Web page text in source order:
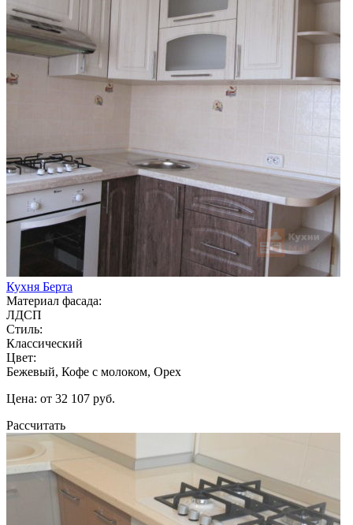
Кухня Берта
Материал фасада:
ЛДСП
Стиль:
Классический
Цвет:
Бежевый, Кофе с молоком, Орех
Цена: от 32 107 руб.
Рассчитать